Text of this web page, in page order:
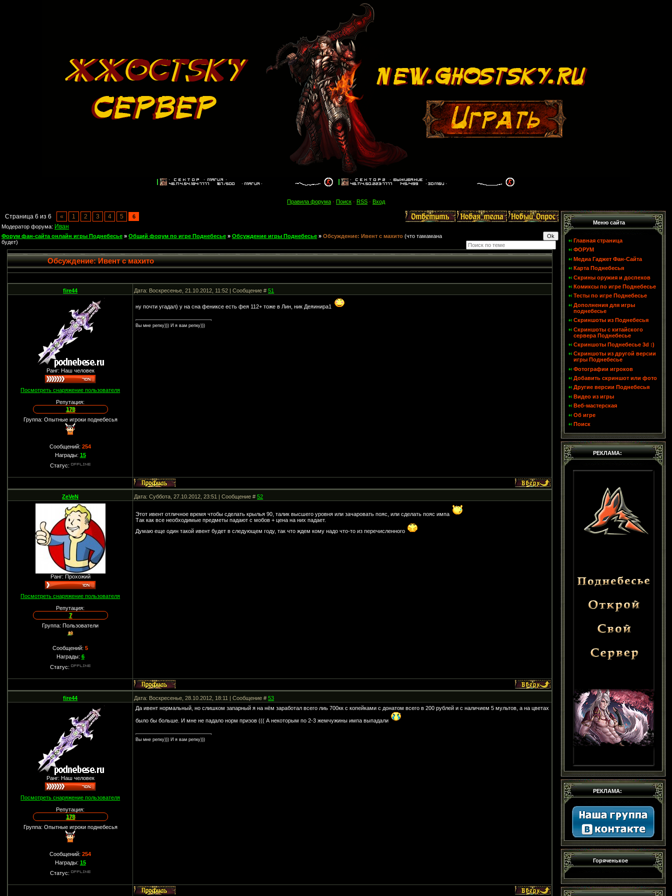
Правила форума · Поиск · RSS · Вход
Страница 6 из 6 « 1 2 3 4 5
6
Модератор форума: Иван
Форум фан-сайта онлайн игры Поднебесье » Общий форум по игре Поднебесье » Обсуждение игры Поднебесье » Обсуждение: Ивент с махито (что тамамана
будет)
Обсуждение: Ивент с махито
fire44 Дата: Воскресенье, 21.10.2012, 11:52 | Сообщение #51
Ранг: Наш человек
Посмотреть снаряжение пользователя
Репутация:
178
Группа: Опытные игроки поднебесья
Сообщений:254
Награды: 15
Статус:
ну почти угадал) у на сна фениксе есть фея 112+ тоже в Лин, ник Деяинира1
Вы мне репку))) И я вам репку)))
ZeVeN Дата: Суббота, 27.10.2012, 23:51 | Сообщение #52
Ранг: Прохожий
Посмотреть снаряжение пользователя
Репутация:
7
Группа: Пользователи
Сообщений:5
Награды: 6
Статус:
Этот ивент отличное время чтобы сделать крылья 90, талик высшего уровня или зачаровать пояс, или сделать пояс импа
Так как все необходимые предметы падают с мобов + цена на них падает.
Думаю еще один такой ивент будет в следующем году, так что ждем кому надо что-то из перечисленного
fire44 Дата: Воскресенье, 28.10.2012, 18:11 | Сообщение #53
Ранг: Наш человек
Посмотреть снаряжение пользователя
Репутация:
178
Группа: Опытные игроки поднебесья
Сообщений:254
Награды: 15
Статус:
Да ивент нормальный, но слишком запарный я на нём заработал всего лиь 700кк с копейками с донатом всего в 200 рублей и с наличием 5 мультов, а на цветах
было бы больше. И мне не падало норм призов ((( А некоторым по 2-3 жемчужины импа выпадали
Вы мне репку))) И я вам репку)))
Меню сайта
Главная страница
ФОРУМ
Медиа Гаджет Фан-Сайта
Карта Поднебесья
Скрины оружия и доспехов
Комиксы по игре Поднебесье
Тесты по игре Поднебесье
Дополнения для игры
поднебесье
Скриншоты из Поднебесья
Скриншоты с китайского
сервера Поднебесье
Скриншоты Поднебесье 3d :)
Скриншоты из другой версии
игры Поднебесье
Фотографии игроков
Добавить скриншот или фото
Другие версии Поднебесья
Видео из игры
Веб-мастерская
Об игре
Поиск
РЕКЛАМА:
РЕКЛАМА:
Горяченькое